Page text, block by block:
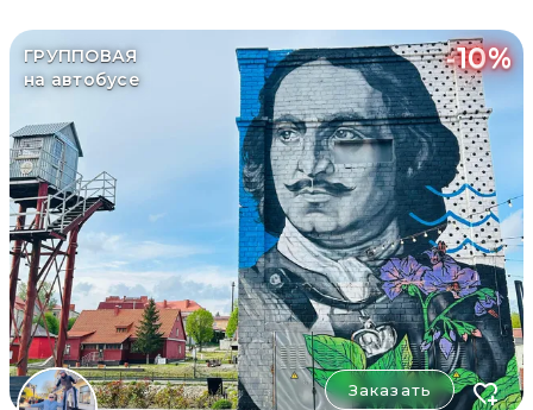
ГРУППОВАЯ
на автобусе
-10%
Заказать